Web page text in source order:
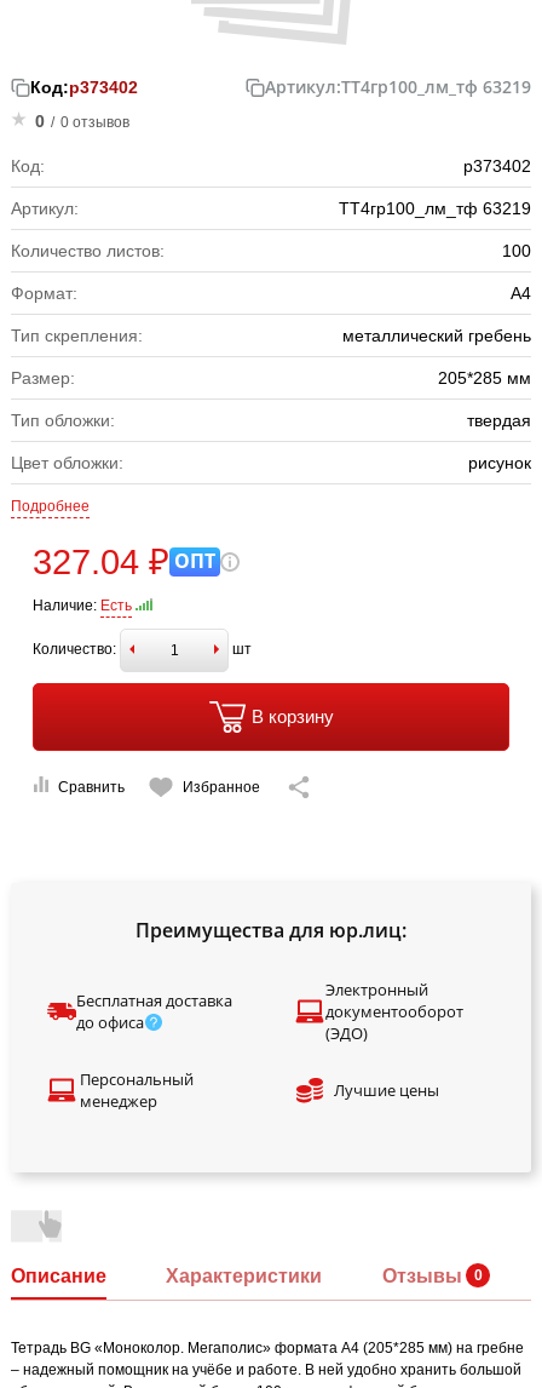
Код:р373402 Артикул:ТТ4гр100_лм_тф 63219
0 / 0 отзывов
Код: р373402
Артикул: ТТ4гр100_лм_тф 63219
Количество листов: 100
Формат: А4
Тип скрепления: металлический гребень
Размер: 205*285 мм
Тип обложки: твердая
Цвет обложки: рисунок
Подробнее
327.04 ₽ ОПТ
Наличие: Есть
Количество: шт
В корзину
Сравнить Избранное
Преимущества для юр.лиц:
Бесплатная доставка
до офиса
Электронный
документооборот
(ЭДО)
Персональный
менеджер
Лучшие цены
Описание Характеристики Отзывы
Тетрадь BG «Моноколор. Мегаполис» формата А4 (205*285 мм) на гребне
– надежный помощник на учёбе и работе. В ней удобно хранить большой